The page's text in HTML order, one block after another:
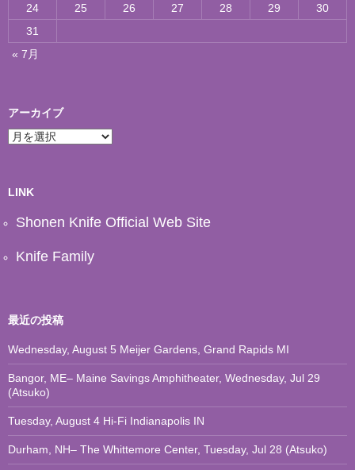
24
25 26 27 28 29
30
31
« 7月
アーカイブ
ア
ブ
LINK
Shonen Knife Official Web Site
Knife Family
最近の投稿
Wednesday, August 5 Meijer Gardens, Grand Rapids MI
Bangor, ME– Maine Savings Amphitheater, Wednesday, Jul 29
(Atsuko)
Tuesday, August 4 Hi-Fi Indianapolis IN
Durham, NH– The Whittemore Center, Tuesday, Jul 28 (Atsuko)